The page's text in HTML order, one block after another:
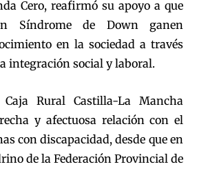
Cero, reafirmó su apoyo a que
Síndrome de Down ganen
en la sociedad a través
integración social y laboral.
Rural Castilla-La Mancha
y afectuosa relación con el
con discapacidad, desde que en
de la Federación Provincial de